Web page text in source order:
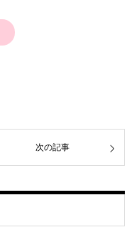
次の記事